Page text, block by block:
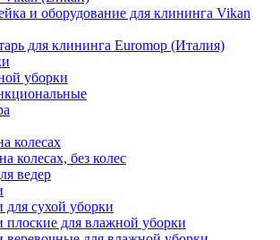
и оборудование для клининга Vikan
для клининга Euromop (Италия)
уборки
колесах
колесах, без колес
ведер
сухой уборки
для влажной уборки